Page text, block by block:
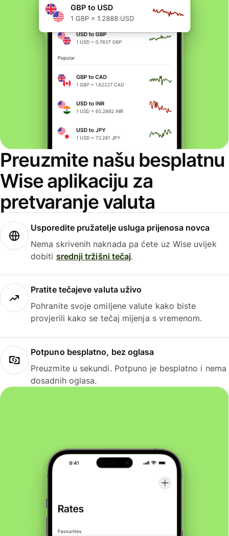
Preuzmite našu besplatnu
Wise aplikaciju za
pretvaranje valuta
Usporedite pružatelje usluga prijenosa novca
Nema skrivenih naknada pa ćete uz Wise uvijek
dobiti srednji tržišni tečaj.
Pratite tečajeve valuta uživo
Pohranite svoje omiljene valute kako biste
provjerili kako se tečaj mijenja s vremenom.
Potpuno besplatno, bez oglasa
Preuzmite u sekundi. Potpuno je besplatno i nema
dosadnih oglasa.